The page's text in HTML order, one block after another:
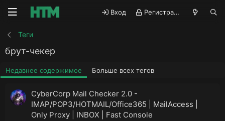
Вход Регистрация
Теги
брут-чекер
Недавнее содержимое Больше всех тегов
CyberCorp Mail Checker 2.0 -
IMAP/POP3/HOTMAIL/Office365 | MailAccess |
Only Proxy | INBOX | Fast Console